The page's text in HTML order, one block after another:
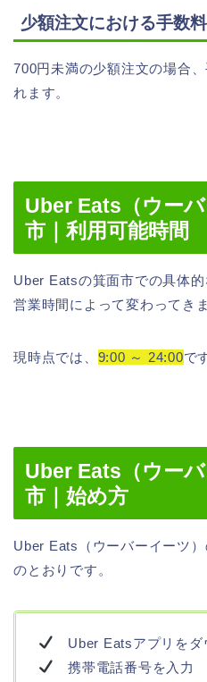
少額注文における手数料
700円未満の少額注文の場合
れます。
Uber Eats（ウー
市｜利用可能時間
Uber Eatsの箕面市での具体
営業時間によって変わってき
現時点では、 9:00 ～ 24:00で
Uber Eats（ウー
市｜始め方
Uber Eats（ウーバーイーツ
のとおりです。
Uber Eatsアプリをダ
携帯電話番号を入力